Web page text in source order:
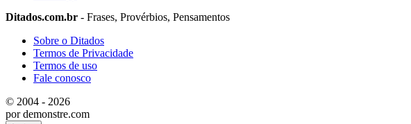
Ditados.com.br - Frases, Provérbios, Pensamentos
Sobre o Ditados
Termos de Privacidade
Termos de uso
Fale conosco
© 2004 - 2026
por demonstre.com